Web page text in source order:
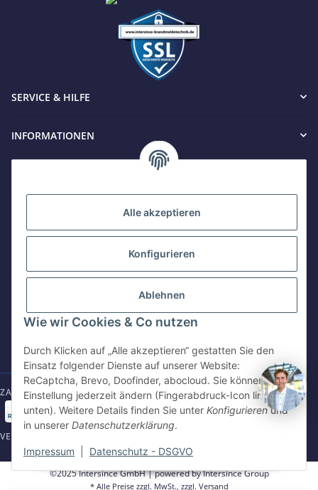
Benötigen Sie Hilfe?
+49 8679 984969 - 0
werktags Mo–Fr 8:30–17:00 Uhr
WhatsApp
+49 162 5669885
E-Mail schreiben
shop@intersince.de
Webseite besuchen
www.intersince-group.de
SERVICE & HILFE
INFORMATIONEN
Intersince GmbH
powered by Intersince Group
Wendelsteinstr. 31
+49 86799 84969 - 0
Mo-Fr: 8:30 - 17:00 Uhr
shop@intersince.de
ZAHLUNGSARTEN
VERSANDARTEN
©2025 Intersince GmbH | powered by Intersince Group
* Alle Preise zzgl. MwSt., zzgl. Versand
Alle akzeptieren
Konfigurieren
Ablehnen
Wie wir Cookies & Co nutzen
Durch Klicken auf „Alle akzeptieren“ gestatten Sie den
Einsatz folgender Dienste auf unserer Website:
ReCaptcha, Brevo, Doofinder, abocloud. Sie können die
Einstellung jederzeit ändern (Fingerabdruck-Icon links
unten). Weitere Details finden Sie unter Konfigurierenund
in unserer Datenschutzerklärung.
Impressum Datenschutz - DSGVO